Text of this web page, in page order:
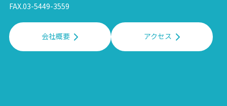
FAX.03-5449-3559
会社概要 アクセス